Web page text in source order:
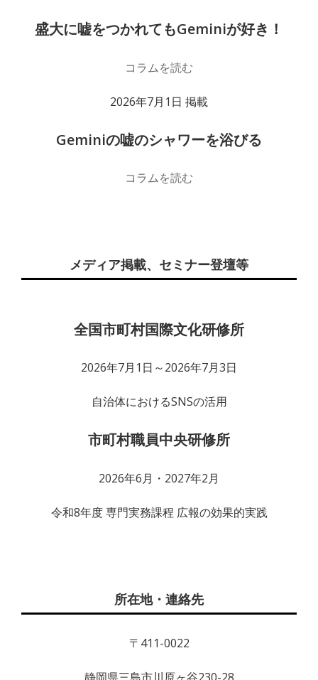
盛大に嘘をつかれてもGeminiが好き！
コラムを読む
2026年7月1日 掲載
Geminiの嘘のシャワーを浴びる
コラムを読む
メディア掲載、セミナー登壇等
全国市町村国際文化研修所
2026年7月1日～2026年7月3日
自治体におけるSNSの活用
市町村職員中央研修所
2026年6月・2027年2月
令和8年度 専門実務課程 広報の効果的実践
所在地・連絡先
〒411-0022
静岡県三島市川原ヶ谷230-28